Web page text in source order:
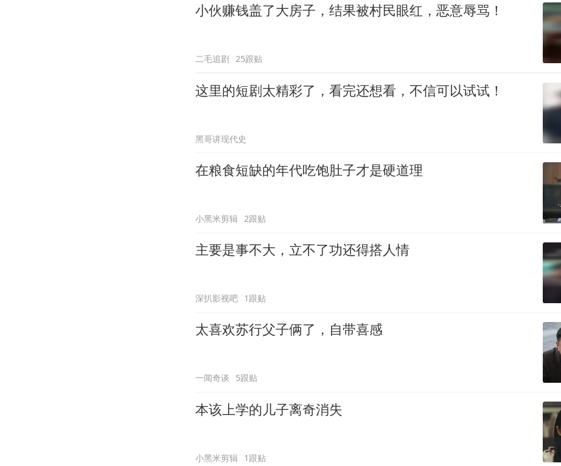
小伙赚钱盖了大房子，结果被村民眼红，恶意辱骂！
二毛追剧 25跟贴
这里的短剧太精彩了，看完还想看，不信可以试试！
黑哥讲现代史
在粮食短缺的年代吃饱肚子才是硬道理
小黑米剪辑 2跟贴
主要是事不大，立不了功还得搭人情
深扒影视吧 1跟贴
太喜欢苏行父子俩了，自带喜感
一闻奇谈 5跟贴
本该上学的儿子离奇消失
小黑米剪辑 1跟贴